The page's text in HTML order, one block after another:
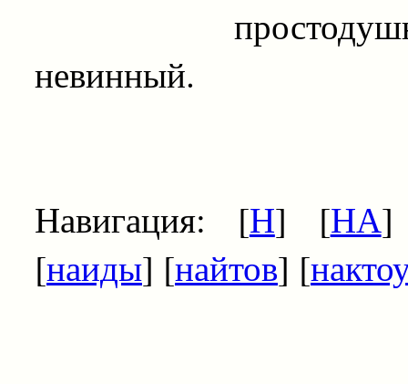
простодушный,
невинный.
Навигация: [Н] [НА
[наиды] [найтов] [